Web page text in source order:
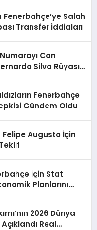
Fenerbahçe’ye Salah
Transfer İddiaları
Can
Silva Rüyası
Fenerbahçe
Gündem Oldu
Felipe Augusto İçin
İçin Stat
Planlarını
2026 Dünya
Real